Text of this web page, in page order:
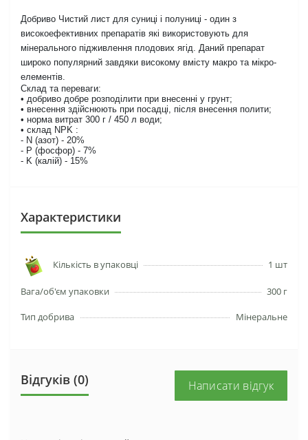
Добриво Чистий лист для суниці і полуниці - один з
високоефективних препаратів які використовують для
мінерального підживлення плодових ягід. Даний препарат
широко популярний завдяки високому вмісту макро та мікро-
елементів.
Склад та переваги:
• добриво добре розподілити при внесенні у грунт;
• внесення здійснюють при посадці, після внесення полити;
• норма витрат 300 г / 450 л води;
• склад NPK :
- N (азот) - 20%
- P (фосфор) - 7%
- K (калій) - 15%
Характеристики
Кількість в упаковці 1 шт
Вага/об'єм упаковки 300 г
Тип добрива Мінеральне
Відгуків (0) Написати відгук